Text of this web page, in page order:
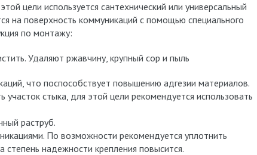
цели используется сантехнический или универсальный
на поверхность коммуникаций с помощью специального
по монтажу:
Удаляют ржавчину, крупный сор и пыль
что поспособствует повышению адгезии материалов.
стыка, для этой цели рекомендуется использовать
раструб.
По возможности рекомендуется уплотнить
степень надежности крепления повысится.